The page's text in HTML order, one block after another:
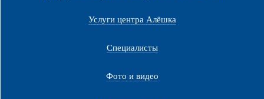
Услуги центра Алёшка
Специалисты
Фото и видео